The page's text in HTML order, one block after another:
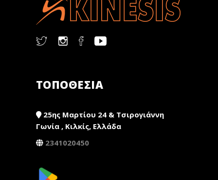
ΤΟΠΟΘΕΣΙΑ
25ης Μαρτίου 24 & Τσιρογιάννη
Γωνία , Κιλκίς, Ελλάδα
2341020450